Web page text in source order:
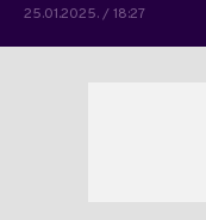
25.01.2025. / 18:27